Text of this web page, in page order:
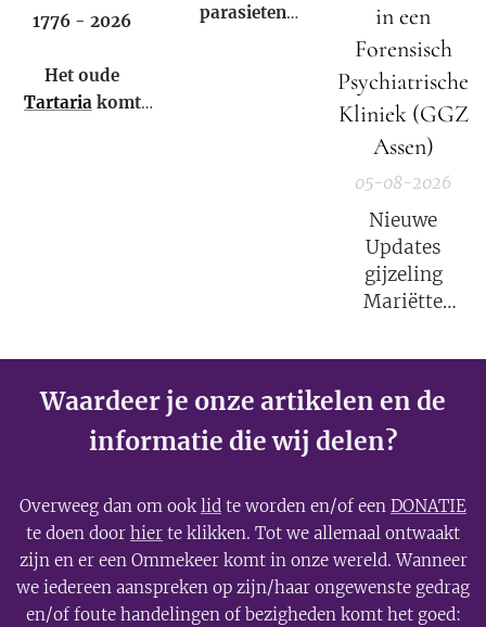
1776 - 2026
Het oude
Tartariakomt
parasieten
in een
Forensisch
Psychiatrische
Kliniek (GGZ
Assen)
05-08-2026
Nieuwe
Updates
gijzeling
Mariëtte
Waardeer je onze artikelen en de
informatie die wij delen?
Overweeg dan om ooklid te worden en/of een DONATIE
te doen door hier te klikken. Tot we allemaal ontwaakt
zijn en er een Ommekeer komt in onze wereld. Wanneer
we iedereen aanspreken op zijn/haar ongewenste gedrag
en/of foute handelingen of bezigheden komt het goed: